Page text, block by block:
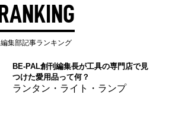
RANKING
編集部記事ランキング
BE-PAL創刊編集長が工具の専門店で見
つけた愛用品って何？
ランタン・ライト・ランプ